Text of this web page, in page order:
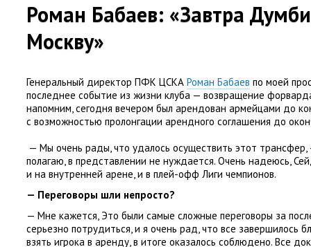
Роман Бабаев: «Завтра
Москву»
Генеральный директор ПФК ЦСКА Роман Бабаев по моей
последнее событие из жизни клуба — возвращение
напомним, сегодня вечером был арендован армейцами до
с возможностью пролонгации арендного соглашения до
— Мы очень рады, что удалось осуществить этот
полагаю, в представлении не нуждается. Очень надеюсь,
и на внутренней арене, и в плей-офф Лиги чемпионов.
— Переговоры шли непросто?
— Мне кажется, Это были самые сложные переговоры за
серьезно потрудиться, и я очень рад, что все завершилось
взять игрока в аренду, в итоге оказалось соблюдено. Все